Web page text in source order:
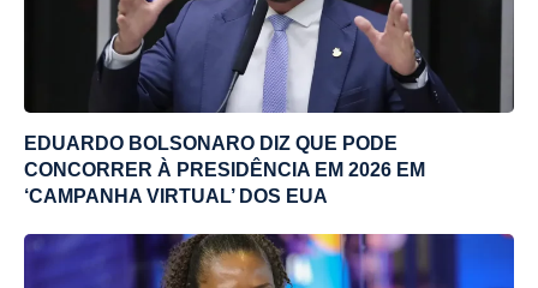
EDUARDO BOLSONARO DIZ QUE PODE
CONCORRER À PRESIDÊNCIA EM 2026 EM
‘CAMPANHA VIRTUAL’ DOS EUA